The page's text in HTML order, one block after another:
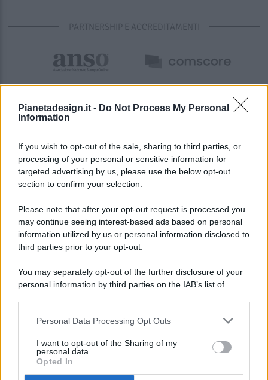
Pianetadesign.it - Do Not Process My Personal
Information
If you wish to opt-out of the sale, sharing to third parties, or
processing of your personal or sensitive information for
targeted advertising by us, please use the below opt-out
section to confirm your selection.
Please note that after your opt-out request is processed you
may continue seeing interest-based ads based on personal
information utilized by us or personal information disclosed to
third parties prior to your opt-out.
You may separately opt-out of the further disclosure of your
personal information by third parties on the IAB’s list of
This information may also be disclosed by us to third parties
disclose it to other third parties.
Personal Data Processing Opt Outs
I want to opt-out of the Sharing of my
personal data.
Opted In
PARTNERSHIP E ACCREDITAMENTI
© 2026 - Pianeta Design - P.IVA 04827280654 - Testata
Registrata Al Tribunale Di Nocera Inferiore N. 8/2020 - RG N.
ISCRIZIONE AL ROC N. 35792 – ISCRITTA ALL’ANSO
(ASSOCIAZIONE NAZIONALE STAMPA ONLINE)
PREFERENZE PRIVACY